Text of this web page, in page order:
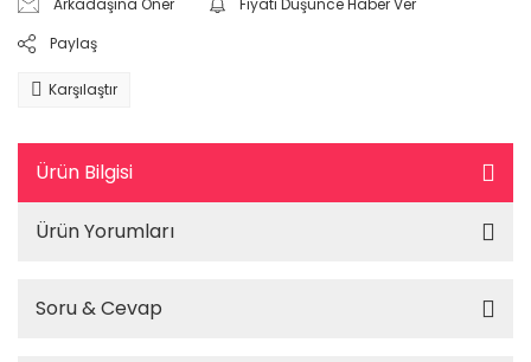
Arkadaşına Öner
Fiyatı Düşünce Haber Ver
Paylaş
Karşılaştır
Ürün Bilgisi
Ürün Yorumları
Soru & Cevap